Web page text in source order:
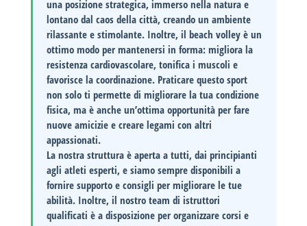
una posizione strategica, immerso nella natura e
lontano dal caos della città, creando un ambiente
rilassante e stimolante. Inoltre, il beach volley è un
ottimo modo per mantenersi in forma: migliora la
resistenza cardiovascolare, tonifica i muscoli e
favorisce la coordinazione. Praticare questo sport
non solo ti permette di migliorare la tua condizione
fisica, ma è anche un’ottima opportunità per fare
nuove amicizie e creare legami con altri
appassionati.
La nostra struttura è aperta a tutti, dai principianti
agli atleti esperti, e siamo sempre disponibili a
fornire supporto e consigli per migliorare le tue
abilità. Inoltre, il nostro team di istruttori
qualificati è a disposizione per organizzare corsi e